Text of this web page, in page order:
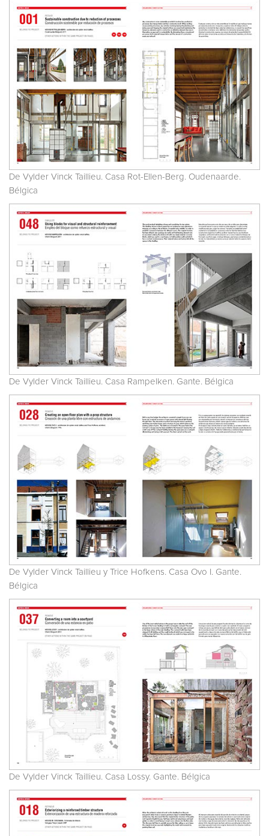
De Vylder Vinck Taillieu. Casa Rot-Ellen-Berg. Oudenaarde.
Bélgica
De Vylder Vinck Taillieu. Casa Rampelken. Gante. Bélgica
De Vylder Vinck Taillieu y Trice Hofkens. Casa Ovo I. Gante.
Bélgica
De Vylder Vinck Taillieu. Casa Lossy. Gante. Bélgica